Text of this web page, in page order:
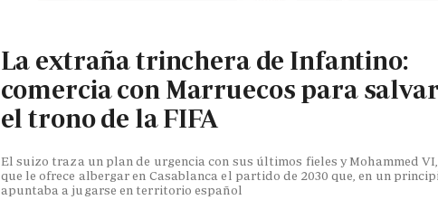
La extraña trinchera de Infantino:
comercia con Marruecos para salvar
el trono de la FIFA
El suizo traza un plan de urgencia con sus últimos fieles y Mohammed
que le ofrece albergar en Casablanca el partido de 2030 que, en un
apuntaba a jugarse en territorio español